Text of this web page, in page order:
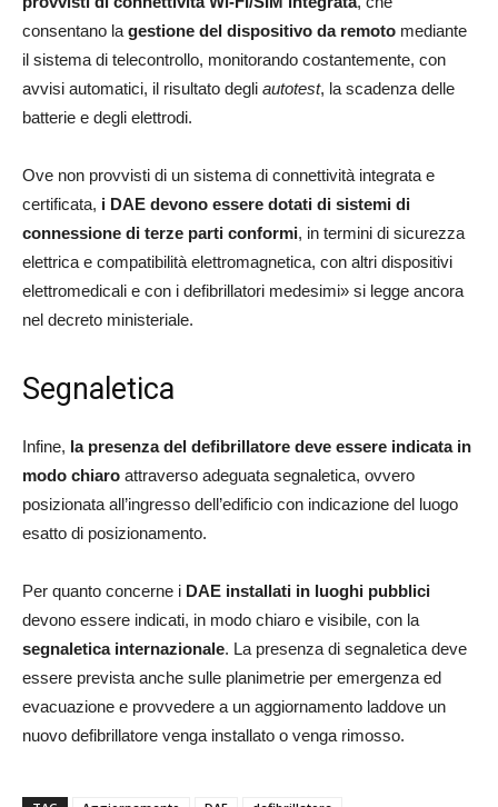
consentano la gestione del dispositivo da remoto mediante
il sistema di telecontrollo, monitorando costantemente, con
avvisi automatici, il risultato degli autotest, la scadenza delle
batterie e degli elettrodi.
Ove non provvisti di un sistema di connettività integrata e
certificata, i DAE devono essere dotati di sistemi di
connessione di terze parti conformi, in termini di sicurezza
elettrica e compatibilità elettromagnetica, con altri dispositivi
elettromedicali e con i defibrillatori medesimi» si legge ancora
nel decreto ministeriale.
Segnaletica
Infine, la presenza del defibrillatore deve essere indicata in
modo chiaro attraverso adeguata segnaletica, ovvero
posizionata all’ingresso dell’edificio con indicazione del luogo
esatto di posizionamento.
Per quanto concerne i DAE installati in luoghi pubblici
devono essere indicati, in modo chiaro e visibile, con la
segnaletica internazionale. La presenza di segnaletica deve
essere prevista anche sulle planimetrie per emergenza ed
evacuazione e provvedere a un aggiornamento laddove un
nuovo defibrillatore venga installato o venga rimosso.